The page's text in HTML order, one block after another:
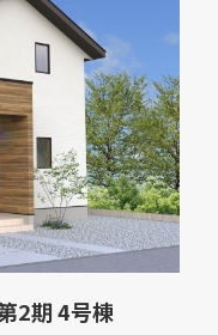
2期 4号棟